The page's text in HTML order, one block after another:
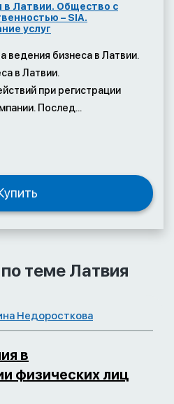
в Латвии. Общество с
– SIA.
услуг
ведения бизнеса в Латвии.
в Латвии.
при регистрации
Послед...
теме Латвия
Недоросткова
в
физических лиц